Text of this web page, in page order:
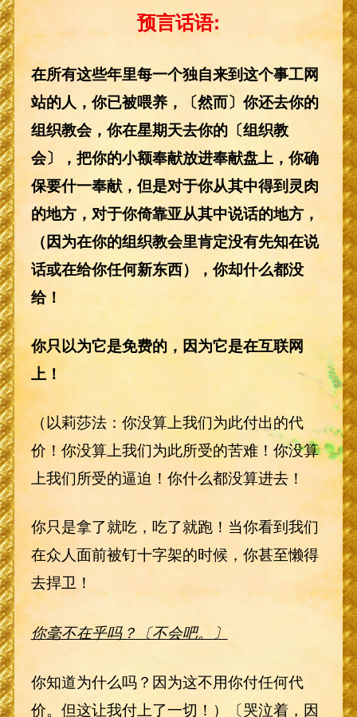
预言话语:
在所有这些年里每一个独自来到这个事工网
站的人，你已被喂养，〔然而〕你还去你的
组织教会，你在星期天去你的〔组织教
会〕，把你的小额奉献放进奉献盘上，你确
保要什一奉献，但是对于你从其中得到灵肉
的地方，对于你倚靠亚从其中说话的地方，
（因为在你的组织教会里肯定没有先知在说
话或在给你任何新东西），你却什么都没
给！
你只以为它是免费的，因为它是在互联网
上！
（以莉莎法：你没算上我们为此付出的代
价！你没算上我们为此所受的苦难！你没算
上我们所受的逼迫！你什么都没算进去！
你只是拿了就吃，吃了就跑！当你看到我们
在众人面前被钉十字架的时候，你甚至懒得
去捍卫！
你毫不在乎吗？〔不会吧。〕
你知道为什么吗？因为这不用你付任何代
价。但这让我付上了一切！）〔哭泣着，因